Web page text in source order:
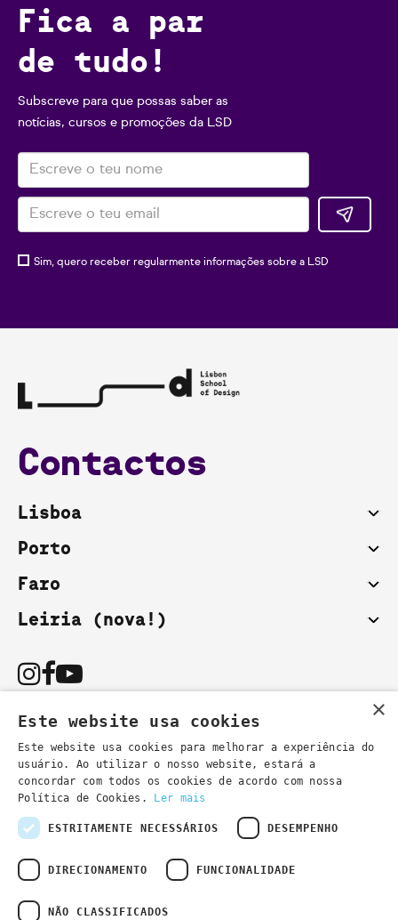
Fica a par
de tudo!
Subscreve para que possas saber as
notícias, cursos e promoções da LSD
Sim, quero receber regularmente informações sobre a LSD
Contactos
Lisboa
Porto
Faro
Leiria (nova!)
Podes também contactar-nos por email:
secretaria@lsd.pt- informações gerais
cursos@lsd.pt- informações cursos
Política de Privacidade
×
Este website usa cookies
Este website usa cookies para melhorar a experiência do
usuário. Ao utilizar o nosso website, estará a
concordar com todos os cookies de acordo com nossa
Política de Cookies.
Ler mais
ESTRITAMENTE NECESSÁRIOS DESEMPENHO
DIRECIONAMENTO FUNCIONALIDADE
NÃO CLASSIFICADOS